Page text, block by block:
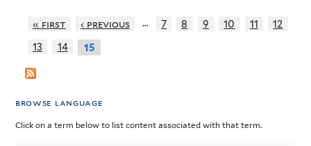
« first ‹ previous … 7 8 9 10 11
12
13
14 15
browse language
Click on a term below to list content associated with that term.